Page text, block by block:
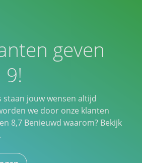
geven
9!
staan jouw wensen altijd
we door onze klanten
8,7 Benieuwd waarom? Bekijk